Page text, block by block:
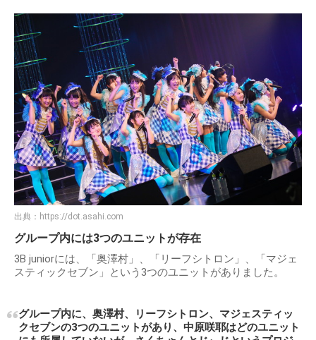
出典： https://dot.asahi.com
グループ内には3つのユニットが存在
3B juniorには、「奥澤村」、「リーフシトロン」、「マジェ
スティックセブン」という3つのユニットがありました。
グループ内に、奥澤村、リーフシトロン、マジェスティッ
クセブンの3つのユニットがあり、中原咲耶はどのユニット